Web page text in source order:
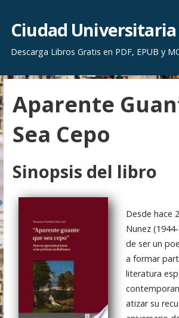
r
a
l
c
o
n
e
n
i
d
o
Ciudad Universitaria
Descarga Libros Gratis en PDF, EPUB y
Aparente
Sea Cepo
Sinopsis del libro
Desde hace
Nunez
de ser un
a formar
literatura
atizar su